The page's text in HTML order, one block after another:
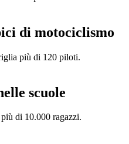
di motociclismo
più di 120 piloti.
scuole
di 10.000 ragazzi.